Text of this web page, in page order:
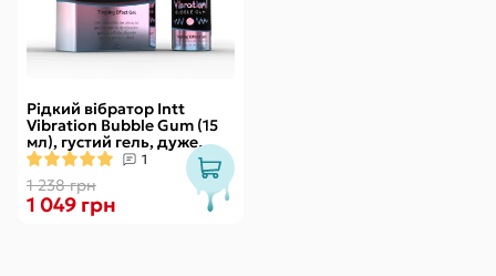
Рідкий вібратор Intt
Vibration Bubble Gum (15
мл), густий гель, дуже
смачний, діє до 30 хвилин
1
1 238 грн
1 049 грн